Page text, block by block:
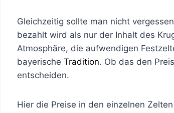
Gleichzeitig sollte man nicht
bezahlt wird als nur der Inhalt des
Atmosphäre, die aufwendigen
bayerische Tradition. Ob das den
entscheiden.
Hier die Preise in den einzelnen